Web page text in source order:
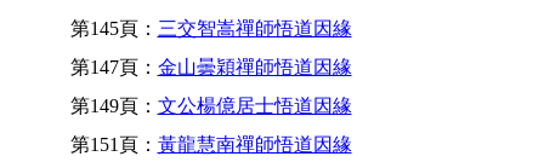
第145頁： 三交智嵩禪師悟道因緣
第147頁： 金山曇穎禪師悟道因緣
第149頁： 文公楊億居士悟道因緣
第151頁： 黃龍慧南禪師悟道因緣